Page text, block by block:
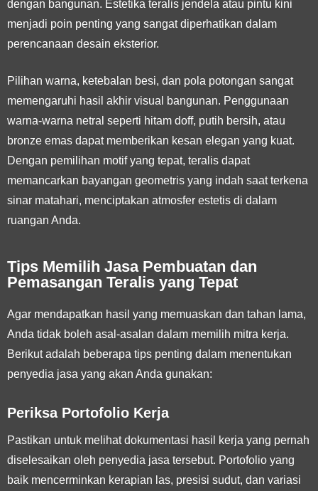
dengan bangunan. Estetika teralis jendela atau pintu kini
menjadi poin penting yang sangat diperhatikan dalam
perencanaan desain eksterior.
Pilihan warna, ketebalan besi, dan pola potongan sangat
memengaruhi hasil akhir visual bangunan. Penggunaan
warna-warna netral seperti hitam doff, putih bersih, atau
bronze emas dapat memberikan kesan elegan yang kuat.
Dengan pemilihan motif yang tepat, teralis dapat
memancarkan bayangan geometris yang indah saat terkena
sinar matahari, menciptakan atmosfer estetis di dalam
ruangan Anda.
Tips Memilih Jasa Pembuatan dan
Pemasangan Teralis yang Tepat
Agar mendapatkan hasil yang memuaskan dan tahan lama,
Anda tidak boleh asal-asalan dalam memilih mitra kerja.
Berikut adalah beberapa tips penting dalam menentukan
penyedia jasa yang akan Anda gunakan:
Periksa Portofolio Kerja
Pastikan untuk melihat dokumentasi hasil kerja yang pernah
diselesaikan oleh penyedia jasa tersebut. Portofolio yang
baik mencerminkan kerapian las, presisi sudut, dan variasi